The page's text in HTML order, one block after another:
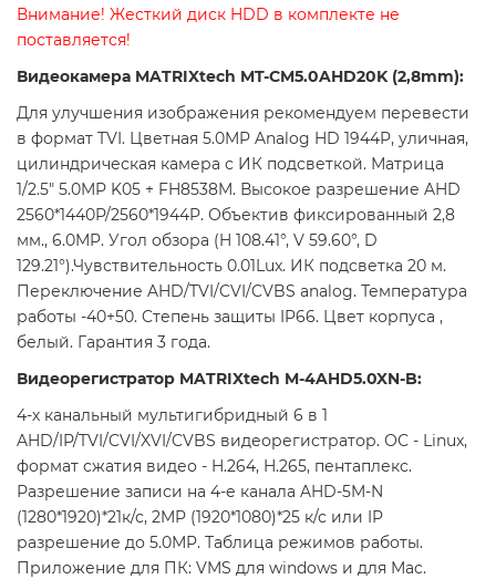
Внимание! Жесткий диск HDD в комплекте не
поставляется!
Видеокамера MATRIXtech MT-CM5.0AHD20K (2,8mm):
Для улучшения изображения рекомендуем перевести
в формат TVI. Цветная 5.0MP Analog HD 1944P, уличная,
цилиндрическая камера с ИК подсветкой. Матрица
1/2.5" 5.0MP K05 + FH8538M. Высокое разрешение AHD
2560*1440P/2560*1944P. Объектив фиксированный 2,8
мм., 6.0MP. Угол обзора (H 108.41°, V 59.60°, D
129.21°).Чувствительность 0.01Lux. ИК подсветка 20 м.
Переключение AHD/TVI/CVI/CVBS analog. Температура
работы -40+50. Cтепень защиты IP66. Цвет корпуса ,
белый. Гарантия 3 года.
Видеорегистратор MATRIXtech M-4AHD5.0XN-B:
4-х канальный мультигибридный 6 в 1
AHD/IP/TVI/CVI/XVI/CVBS видеорегистратор. ОС - Linux,
формат сжатия видео - H.264, H.265, пентаплекс.
Разрешение записи на 4-е канала AHD-5M-N
(1280*1920)*21к/с, 2MP (1920*1080)*25 к/с или IP
разрешение до 5.0МP. Таблица режимов работы.
Приложение для ПК: VMS для windows и для Mac.